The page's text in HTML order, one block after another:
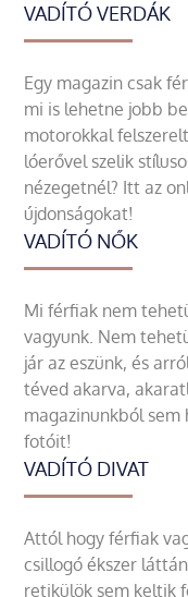
VADÍTÓ VERDÁK
Egy magazin csak
mi is lehetne jobb
motorokkal
lóerővel szelik
nézegetnél? Itt az
újdonságokat!
VADÍTÓ NŐK
Mi férfiak nem
vagyunk. Nem
jár az eszünk, és
téved akarva,
magazinunkból
fotóit!
VADÍTÓ DIVAT
Attól hogy férfiak
csillogó ékszer
retikülök sem keltik